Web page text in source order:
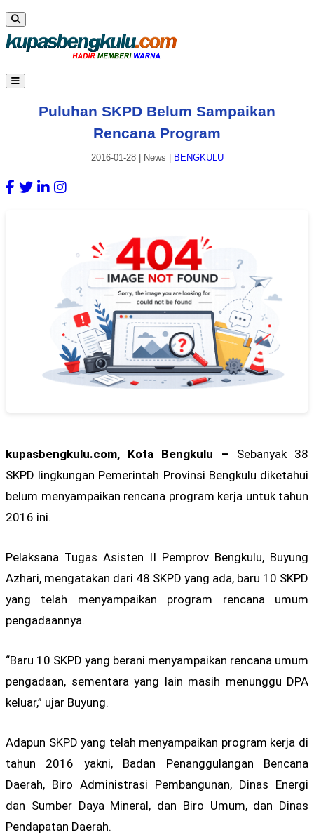
Puluhan SKPD Belum Sampaikan
Rencana Program
2016-01-28| News BENGKULU
kupasbengkulu.com, Kota Bengkulu – Sebanyak 38
SKPD lingkungan Pemerintah Provinsi Bengkulu diketahui
belum menyampaikan rencana program kerja untuk tahun
2016 ini.
Pelaksana Tugas Asisten II Pemprov Bengkulu, Buyung
Azhari, mengatakan dari 48 SKPD yang ada, baru 10 SKPD
yang telah menyampaikan program rencana umum
pengadaannya.
“Baru 10 SKPD yang berani menyampaikan rencana umum
pengadaan, sementara yang lain masih menunggu DPA
keluar,” ujar Buyung.
Adapun SKPD yang telah menyampaikan program kerja di
tahun 2016 yakni, Badan Penanggulangan Bencana
Daerah, Biro Administrasi Pembangunan, Dinas Energi
dan Sumber Daya Mineral, dan Biro Umum, dan Dinas
Pendapatan Daerah.